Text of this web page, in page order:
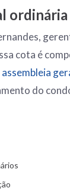
ordinária
cota é
assembleia
do